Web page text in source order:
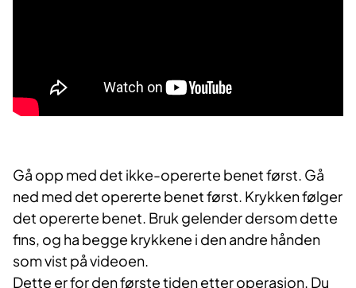
Gå opp med det ikke-opererte benet først. Gå
ned med det opererte benet først. Krykken følger
det opererte benet. Bruk gelender dersom dette
fins, og ha begge krykkene i den andre hånden
som vist på videoen.
Dette er for den første tiden etter operasjon. Du